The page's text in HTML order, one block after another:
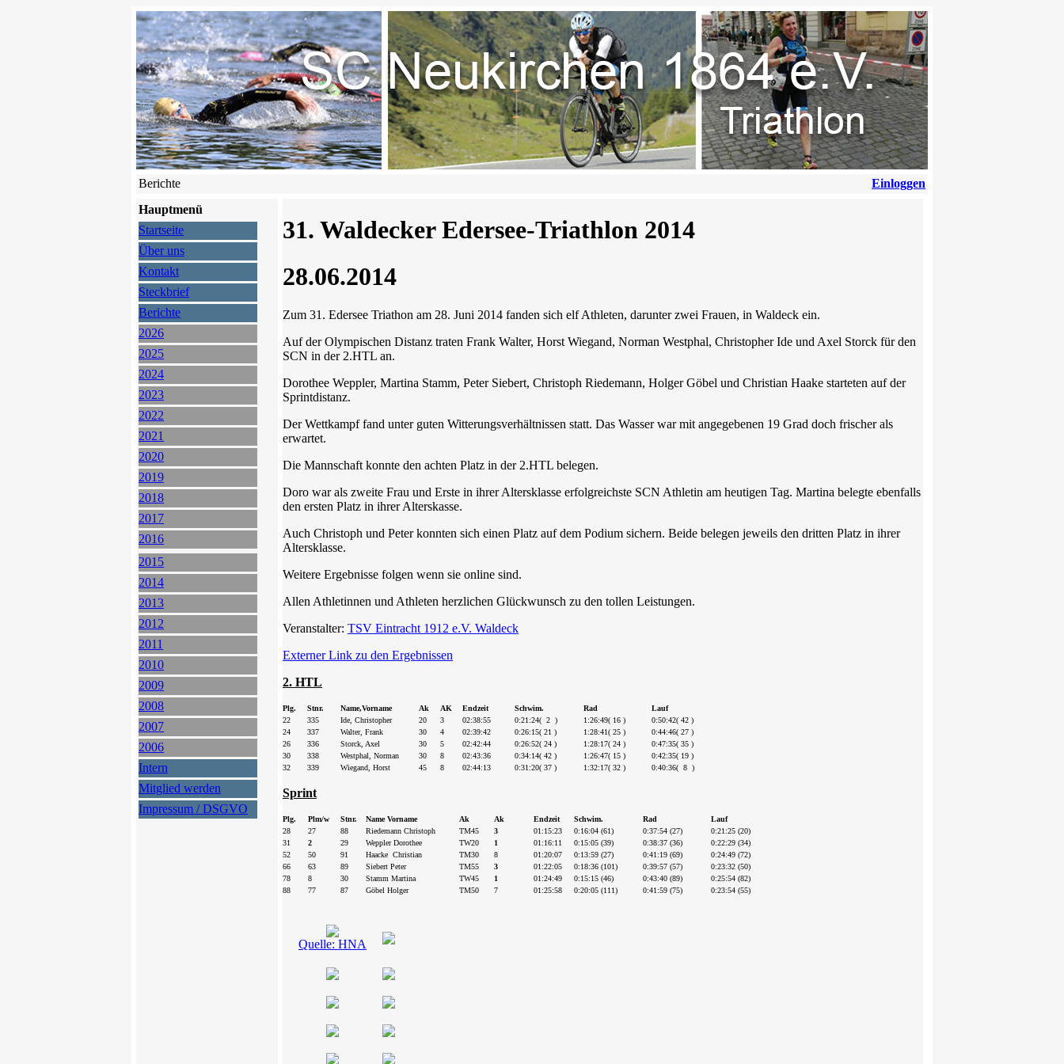
Berichte
Einloggen
Hauptmenü
Startseite
Über uns
Kontakt
Steckbrief
Berichte
2026
2025
2024
2023
2022
2021
2020
2019
2018
2017
2016
2015
2014
2013
2012
2011
2010
2009
2008
2007
2006
Intern
Mitglied werden
Impressum / DSGVO
31. Waldecker Edersee-Triathlon 2014
28.06.2014
Zum 31. Edersee Triathon am 28. Juni 2014 fanden sich elf Athleten, darunter zwei Frauen, in Waldeck ein.
Auf der Olympischen Distanz traten Frank Walter, Horst Wiegand, Norman Westphal, Christopher Ide und Axel Storck für den
SCN in der 2.HTL an.
Dorothee Weppler, Martina Stamm, Peter Siebert, Christoph Riedemann, Holger Göbel und Christian Haake starteten auf der
Sprintdistanz.
Der Wettkampf fand unter guten Witterungsverhältnissen statt. Das Wasser war mit angegebenen 19 Grad doch frischer als
erwartet.
Die Mannschaft konnte den achten Platz in der 2.HTL belegen.
Doro war als zweite Frau und Erste in ihrer Altersklasse erfolgreichste SCN Athletin am heutigen Tag. Martina belegte ebenfalls
den ersten Platz in ihrer Alterskasse.
Auch Christoph und Peter konnten sich einen Platz auf dem Podium sichern. Beide belegen jeweils den dritten Platz in ihrer
Altersklasse.
Weitere Ergebnisse folgen wenn sie online sind.
Allen Athletinnen und Athleten herzlichen Glückwunsch zu den tollen Leistungen.
Veranstalter: TSV Eintracht 1912 e.V. Waldeck
Externer Link zu den Ergebnissen
2. HTL
Plg. Stnr. Name,Vorname Ak AK Endzeit Schwim. Rad
Lauf
22
335 Ide, Christopher 20 3 02:38:55 0:21:24( 2 ) 1:26:49( 16 )
0:50:42( 42 )
24
337 Walter, Frank 30 4 02:39:42 0:26:15( 21 ) 1:28:41( 25 )
0:44:46( 27 )
26
336 Storck, Axel 30 5 02:42:44 0:26:52( 24 ) 1:28:17( 24 )
0:47:35( 35 )
30
338 Westphal, Norman 30 8 02:43:36 0:34:14( 42 ) 1:26:47( 15 )
0:42:35( 19 )
32
339 Wiegand, Horst 45 8 02:44:13 0:31:20( 37 ) 1:32:17( 32 ) 0:40:36( 8 )
Sprint
Plg. Plm/w Stnr. Name Vorname Ak Ak Endzeit Schwim. Rad
Lauf
28
27 88 Riedemann Christoph TM45 3 01:15:23 0:16:04 (61) 0:37:54 (27)
0:21:25 (20)
31
2 29 Weppler Dorothee TW20 1 01:16:11 0:15:05 (39) 0:38:37 (36)
0:22:29 (34)
52
50 91 Haacke Christian TM30 8 01:20:07 0:13:59 (27) 0:41:19 (69)
0:24:49 (72)
66
63 89 Siebert Peter TM55 3 01:22:05 0:18:36 (101) 0:39:57 (57)
0:23:32 (50)
78
8 30 Stamm Martina TW45 1 01:24:49 0:15:15 (46) 0:43:40 (89)
0:25:54 (82)
88
77 87 Göbel Holger TM50 7 01:25:58 0:20:05 (111) 0:41:59 (75) 0:23:54 (55)
Quelle: HNA